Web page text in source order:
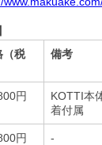
（税
備考
円
KOTTI本
着付属
円 -